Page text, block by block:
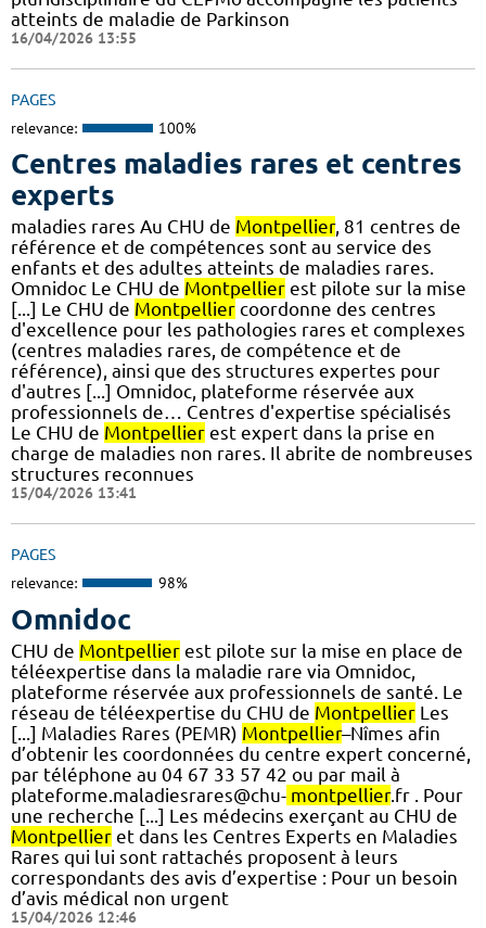
atteints de maladie de Parkinson
16/04/2026 13:55
PAGES
relevance: 100%
Centres maladies rares et centres
experts
maladies rares Au CHU de Montpellier, 81 centres de
référence et de compétences sont au service des
enfants et des adultes atteints de maladies rares.
Omnidoc Le CHU de Montpellier est pilote sur la mise
[...] Le CHU de Montpellier coordonne des centres
d'excellence pour les pathologies rares et complexes
(centres maladies rares, de compétence et de
référence), ainsi que des structures expertes pour
d'autres [...] Omnidoc, plateforme réservée aux
professionnels de… Centres d'expertise spécialisés
Le CHU de Montpellier est expert dans la prise en
charge de maladies non rares. Il abrite de nombreuses
structures reconnues
15/04/2026 13:41
PAGES
relevance: 98%
Omnidoc
CHU de Montpellier est pilote sur la mise en place de
téléexpertise dans la maladie rare via Omnidoc,
plateforme réservée aux professionnels de santé. Le
réseau de téléexpertise du CHU de Montpellier Les
[...] Maladies Rares (PEMR) Montpellier–Nîmes afin
d’obtenir les coordonnées du centre expert concerné,
par téléphone au 04 67 33 57 42 ou par mail à
plateforme.maladiesrares@chu- montpellier.fr . Pour
une recherche [...] Les médecins exerçant au CHU de
Montpellier et dans les Centres Experts en Maladies
Rares qui lui sont rattachés proposent à leurs
correspondants des avis d’expertise : Pour un besoin
d’avis médical non urgent
15/04/2026 12:46